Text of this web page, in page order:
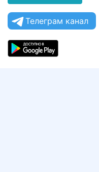
Телеграм канал